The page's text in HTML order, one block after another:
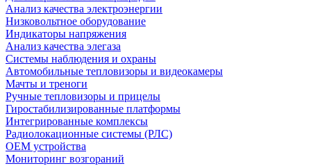
Анализ качества электроэнергии
Низковольтное оборудование
Индикаторы напряжения
Анализ качества элегаза
Системы наблюдения и охраны
Автомобильные тепловизоры и видеокамеры
Мачты и треноги
Ручные тепловизоры и прицелы
Гиростабилизированные платформы
Интегрированные комплексы
Радиолокационные системы (РЛС)
OEM устройства
Мониторинг возгораний